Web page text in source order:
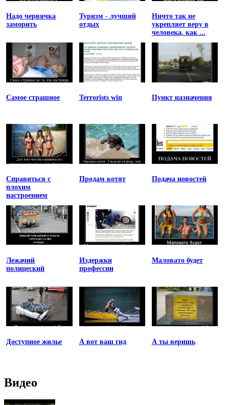
Надо червячка
заморить
Туризм - лучший
отдых
Ничто так не
укрепляет веру в
человека, как ...
Самое страшное Terrorists win Пункт назначения
Справиться с
плохим
настроением
Продам котят Подача новостей
Лежачий
полицеский
Издержки
профессии
Маловато будет
Доступное жилье А вот ваш гид А ты веришь
Видео